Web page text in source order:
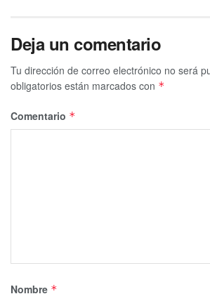
Deja un comentario
Tu dirección de correo electrónico no será
obligatorios están marcados con *
Comentario *
Nombre *